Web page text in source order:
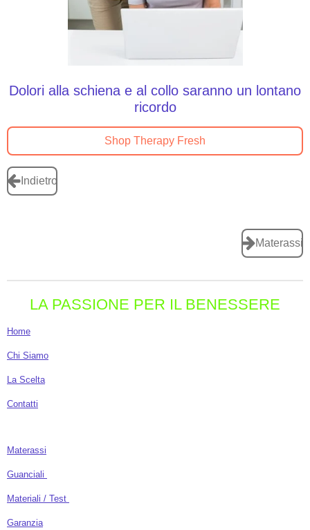
Dolori alla schiena e al collo saranno un lontano
ricordo
Shop Therapy Fresh
Indietro
Materassi
LA PASSIONE PER IL BENESSERE
Home
Chi Siamo
La Scelta
Contatti
Materassi
Guanciali
Materiali / Test
Garanzia